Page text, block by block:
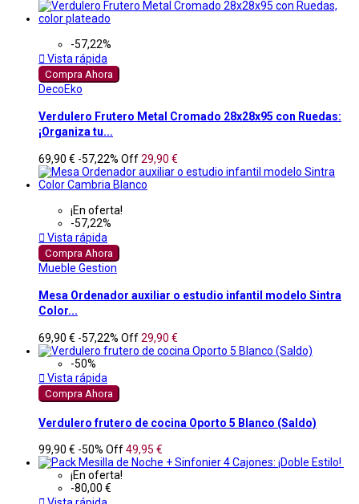
-57,22%
 Vista rápida
Compra Ahora
DecoEko
Verdulero Frutero Metal Cromado 28x28x95 con Ruedas:
¡Organiza tu...
69,90 € -57,22% Off29,90 €
¡En oferta!
-57,22%
 Vista rápida
Compra Ahora
Mueble Gestion
Mesa Ordenador auxiliar o estudio infantil modelo Sintra
Color...
69,90 € -57,22% Off29,90 €
-50%
 Vista rápida
Compra Ahora
Verdulero frutero de cocina Oporto 5 Blanco (Saldo)
99,90 € -50% Off49,95 €
¡En oferta!
-80,00 €